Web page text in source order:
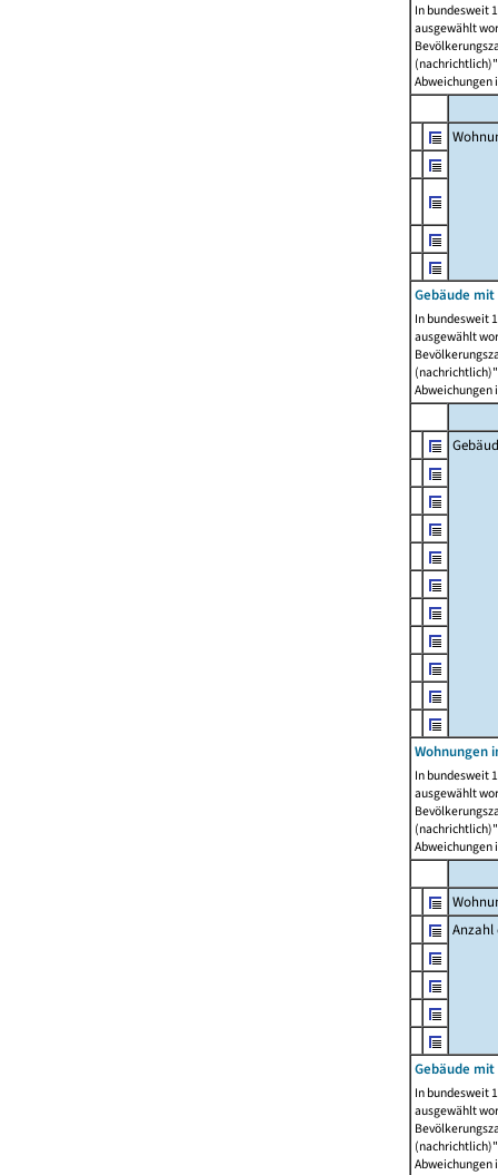
In bundesweit
ausgewählt
Abweichungen
Gebäude
In bundesweit
ausgewählt
Abweichungen
Wohnungen
In bundesweit
ausgewählt
Abweichungen
Anzahl
Gebäude
In bundesweit
ausgewählt
Abweichungen